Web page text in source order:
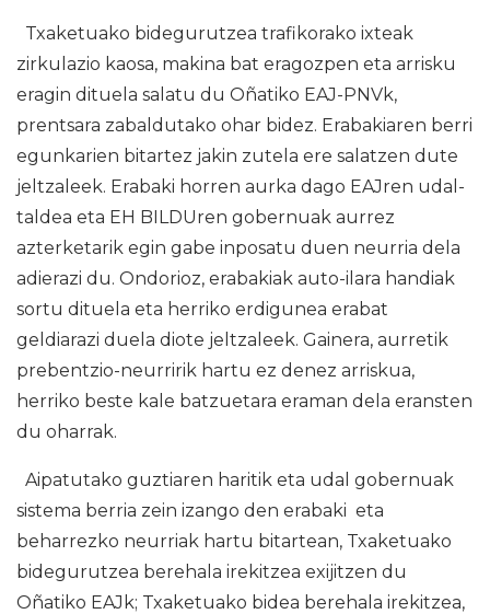
Txaketuako bidegurutzea trafikorako ixteak
zirkulazio kaosa, makina bat eragozpen eta arrisku
eragin dituela salatu du Oñatiko EAJ-PNVk,
prentsara zabaldutako ohar bidez. Erabakiaren berri
egunkarien bitartez jakin zutela ere salatzen dute
jeltzaleek. Erabaki horren aurka dago EAJren udal-
taldea eta EH BILDUren gobernuak aurrez
azterketarik egin gabe inposatu duen neurria dela
adierazi du. Ondorioz, erabakiak auto-ilara handiak
sortu dituela eta herriko erdigunea erabat
geldiarazi duela diote jeltzaleek. Gainera, aurretik
prebentzio-neurririk hartu ez denez arriskua,
herriko beste kale batzuetara eraman dela eransten
du oharrak.
Aipatutako guztiaren haritik eta udal gobernuak
sistema berria zein izango den erabaki eta
beharrezko neurriak hartu bitartean, Txaketuako
bidegurutzea berehala irekitzea exijitzen du
Oñatiko EAJk; Txaketuako bidea berehala irekitzea,